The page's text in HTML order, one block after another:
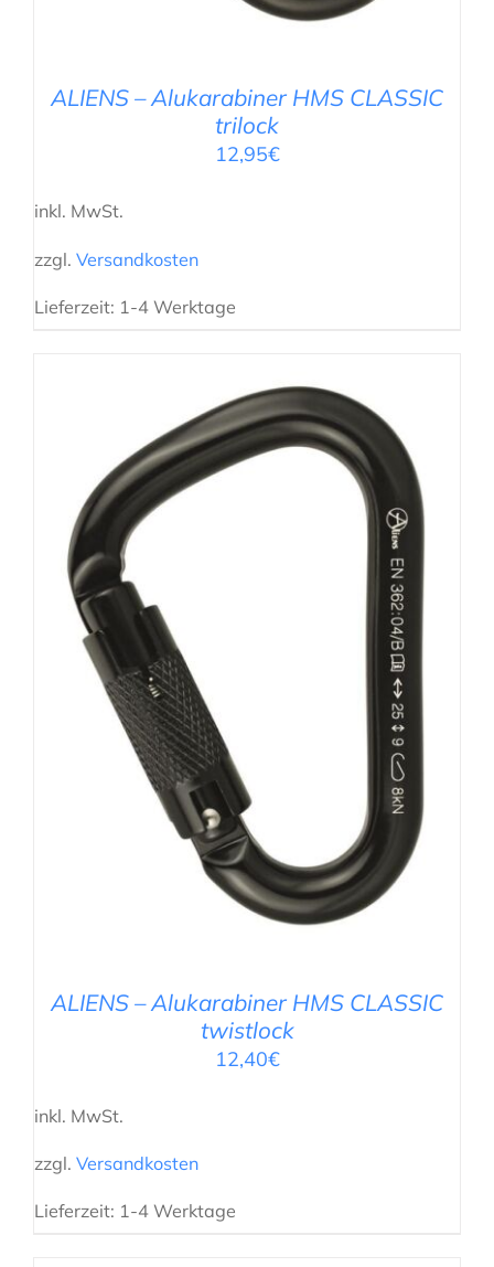
ALIENS – Alukarabiner HMS CLASSIC
trilock
12,95€
inkl. MwSt.
zzgl. Versandkosten
Lieferzeit: 1-4 Werktage
AUSFÜHRUNG WÄHLEN
ALIENS – Alukarabiner HMS CLASSIC
twistlock
12,40€
inkl. MwSt.
zzgl. Versandkosten
Lieferzeit: 1-4 Werktage